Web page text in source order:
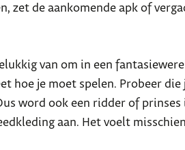
zet de aankomende apk of
van om in een
hoe je moet spelen. Probeer
word ook een ridder of
aan. Het voelt